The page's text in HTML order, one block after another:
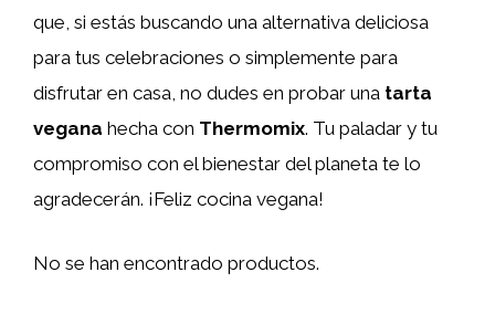
que, si estás buscando una alternativa deliciosa
para tus celebraciones o simplemente para
disfrutar en casa, no dudes en probar una tarta
vegana hecha con Thermomix. Tu paladar y tu
compromiso con el bienestar del planeta te lo
agradecerán. ¡Feliz cocina vegana!
No se han encontrado productos.